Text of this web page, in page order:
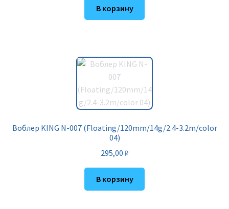
В корзину
Воблер KING N-007 (Floating/120mm/14g/2.4-3.2m/color
04)
295,00 ₽
В корзину